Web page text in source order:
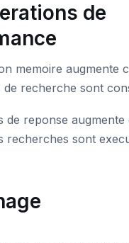
de
memoire augmente
de recherche sont
de reponse augmente
recherches sont